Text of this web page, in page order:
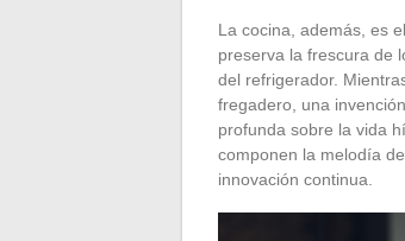
La cocina, además, es
preserva la frescura de
del refrigerador.
fregadero, una
profunda sobre la vida
componen la melodía
innovación continua.